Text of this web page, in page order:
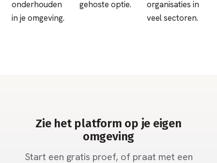
onderhouden
in je omgeving.
gehoste optie.
organisaties in
veel sectoren.
Zie het platform op je eigen
omgeving
Start een gratis proef, of praat met een